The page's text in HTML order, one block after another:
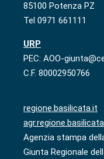
85100 Potenza PZ
Tel 0971 661111
URP
PEC: AOO-
C.F. 80002950766
regione.basilicata.it
Agenzia stampa
Giunta Regionale